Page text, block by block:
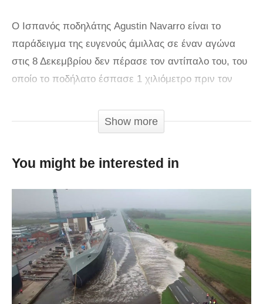
Ο Ισπανός ποδηλάτης Agustin Navarro είναι το
παράδειγμα της ευγενούς άμιλλας σε έναν αγώνα
στις 8 Δεκεμβρίου δεν πέρασε τον αντίπαλο του, του
οποίο το ποδήλατο έσπασε 1 χιλιόμετρο πριν τον
κρατούσε την 3η θέση σε έναν αγώνα στην Puente
Viesgo, Ισπανία. Σε απόσταση μόλις 1 χιλιομέτρου
στόχο να τερματίσει τον αγώνα. Ένα καλό
επαινεθεί από όλους μας.
via
Show more
You might be interested in